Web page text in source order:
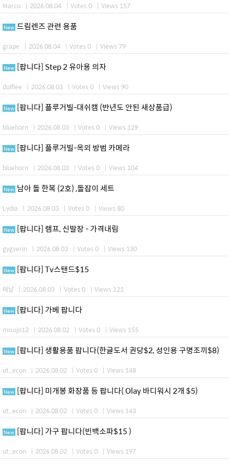
Marco | 2026.08.04 | Votes 0 | Views 157
New 드림렌즈 관련 용품
grape | 2026.08.04 | Votes 0 | Views 79
New [팝니다] Step 2 유아용 의자
dolflee | 2026.08.03 | Votes 0 | Views 90
New [팝니다] 플루거빌-대쉬캠 (반년도 안된 새상품급)
bluehorn | 2026.08.03 | Votes 0 | Views 129
New [팝니다] 플루거빌-옥외 방범 카메라
bluehorn | 2026.08.03 | Votes 0 | Views 104
New 남아 돌 한복 (2호) ,돌잡이 세트
Lydia | 2026.08.03 | Votes 0 | Views 80
New [팝니다] 램프, 신발장 - 가격내림
gygyerin | 2026.08.03 | Votes 0 | Views 130
New [팝니다] Tv스탠드$15
테남 | 2026.08.03 | Votes 0 | Views 121
New [팝니다] 가베 팝니다
misojo12 | 2026.08.02 | Votes 0 | Views 155
New [팝니다] 생활용품 팝니다(한글도서 권당$2, 성인용 구명조끼$8)
ut_econ | 2026.08.02 | Votes 0 | Views 148
New [팝니다] 미개봉 화장품 등 팝니다( Olay 바디워시 2개 $5)
ut_econ | 2026.08.02 | Votes 0 | Views 143
New [팝니다] 가구 팝니다(빈백소파$15 )
ut_econ | 2026.08.02 | Votes 0 | Views 197